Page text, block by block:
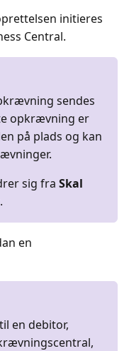
initieres
Central.
sendes
opkrævning er
på plads og kan
sig fra Skal
.
en
en debitor,